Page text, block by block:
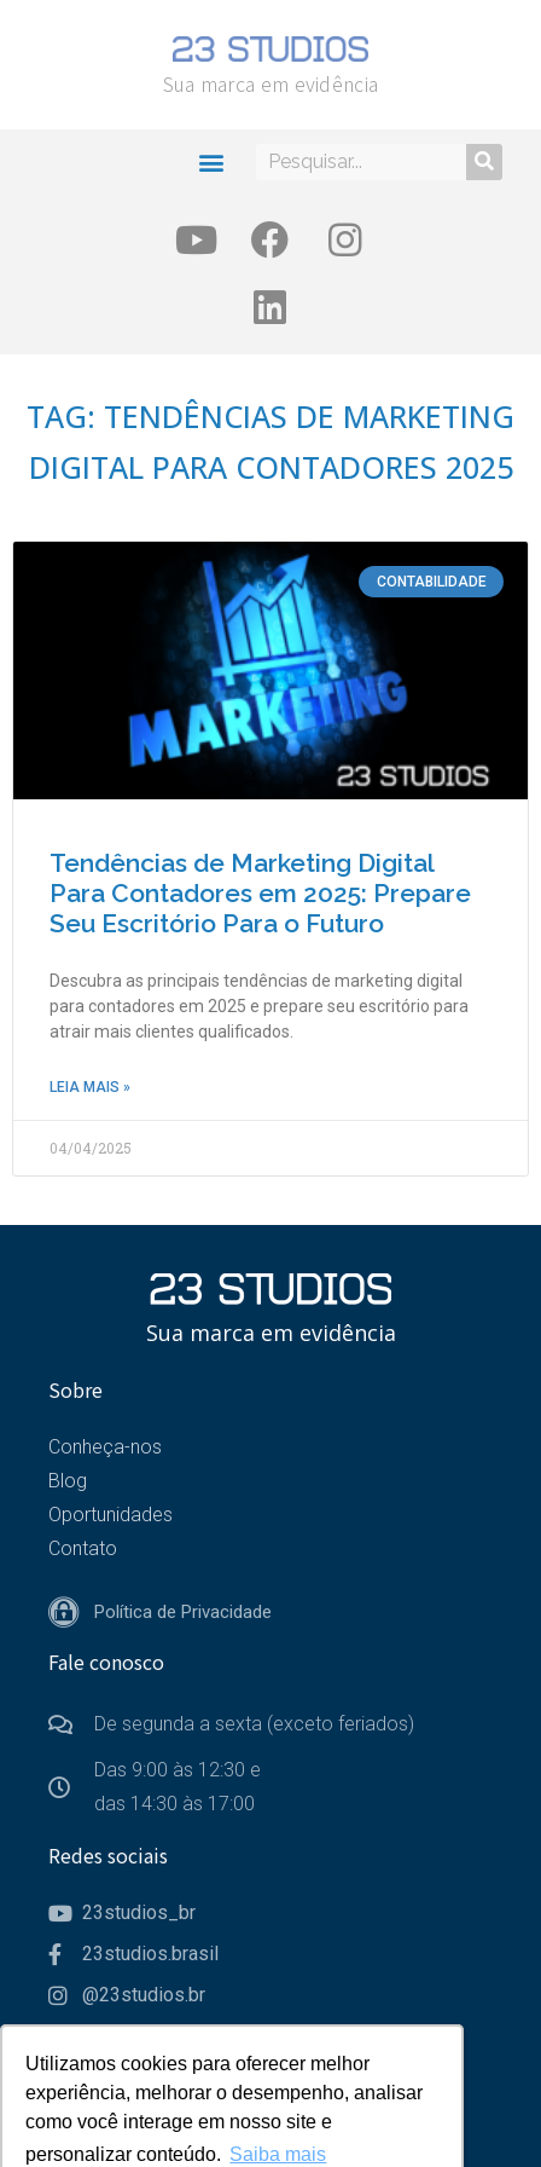
Utilizamos cookies para oferecer melhor
experiência, melhorar o desempenho, analisar
como você interage em nosso site e
personalizar conteúdo. Saiba mais
Utilizamos cookies para oferecer melhor
experiência, melhorar o desempenho, analisar
como você interage em nosso site e
personalizar conteúdo. Saiba mais
Sua marca em evidência
TAG: TENDÊNCIAS DE MARKETING
DIGITAL PARA CONTADORES 2025
CONTABILIDADE
Tendências de Marketing Digital
Para Contadores em 2025: Prepare
Seu Escritório Para o Futuro
Descubra as principais tendências de marketing digital
para contadores em 2025 e prepare seu escritório para
atrair mais clientes qualificados.
LEIA MAIS »
04/04/2025
Sua marca em evidência
Sobre
Conheça-nos
Blog
Oportunidades
Contato
Política de Privacidade
Fale conosco
De segunda a sexta (exceto feriados)
Das 9:00 às 12:30 e
das 14:30 às 17:00
Redes sociais
23studios_br
23studios.brasil
@23studios.br
Parceiros